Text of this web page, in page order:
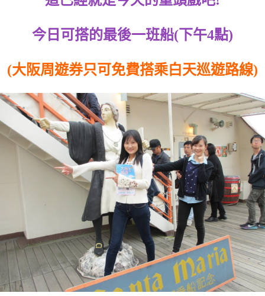
今日可搭的最後一班船(下午4點)
(大阪周遊券只可免費搭乘白天巡遊路線)